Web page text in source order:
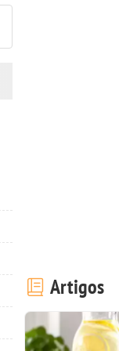
Artigos